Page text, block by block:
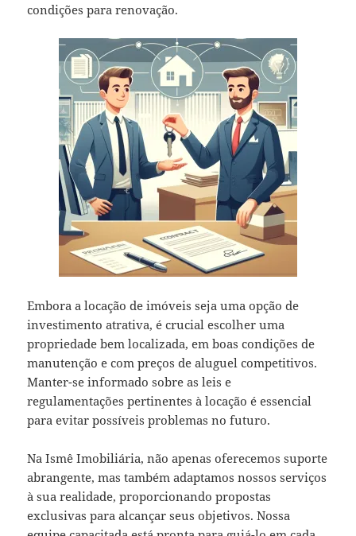
condições para renovação.
Embora a locação de imóveis seja uma opção de
investimento atrativa, é crucial escolher uma
propriedade bem localizada, em boas condições de
manutenção e com preços de aluguel competitivos.
Manter-se informado sobre as leis e
regulamentações pertinentes à locação é essencial
para evitar possíveis problemas no futuro.
Na Ismê Imobiliária, não apenas oferecemos suporte
abrangente, mas também adaptamos nossos serviços
à sua realidade, proporcionando propostas
exclusivas para alcançar seus objetivos. Nossa